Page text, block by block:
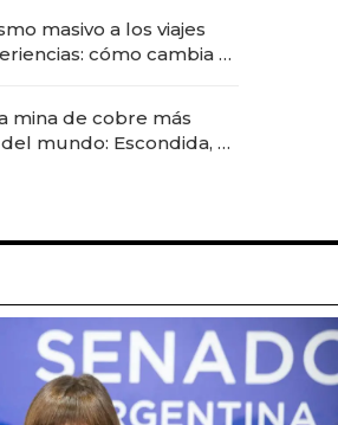
masivo a los viajes
cómo cambia el
mina de cobre más
mundo: Escondida, el